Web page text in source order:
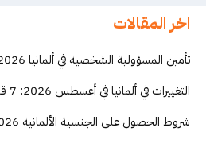
اخر المقالات
تأمين المسؤولية الشخصية في ألمانيا 2026: دليل Privathaftpflicht
التغييرات في ألمانيا في أغسطس 2026: 7 قوانين تهمك
شروط الحصول على الجنسية الألمانية 2026 والجنسية المزدوجة